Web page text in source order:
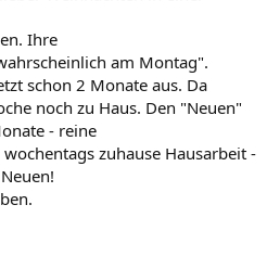
Ihre
am Montag".
schon 2 Monate aus. Da
noch zu Haus. Den "Neuen"
- reine
zuhause Hausarbeit -